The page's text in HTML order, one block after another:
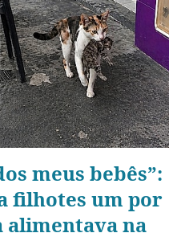
meus bebês”:
filhotes um por
alimentava na